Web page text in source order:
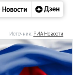
Источник: РИА Новости